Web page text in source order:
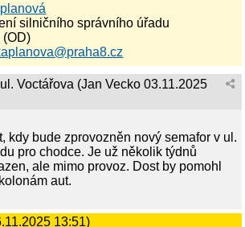
silničního správního úřadu
(OD)
Voctářova (Jan Vecko 03.11.2025
kdy bude zprovozněn nový semafor v ul.
pro chodce. Je už několik týdnů
ale mimo provoz. Dost by pomohl
aut.
13:51)